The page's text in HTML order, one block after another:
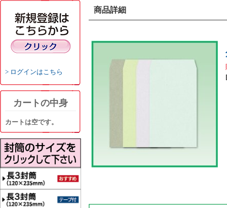
ログインはこちら
カートの中身
カートは空です。
商品詳細